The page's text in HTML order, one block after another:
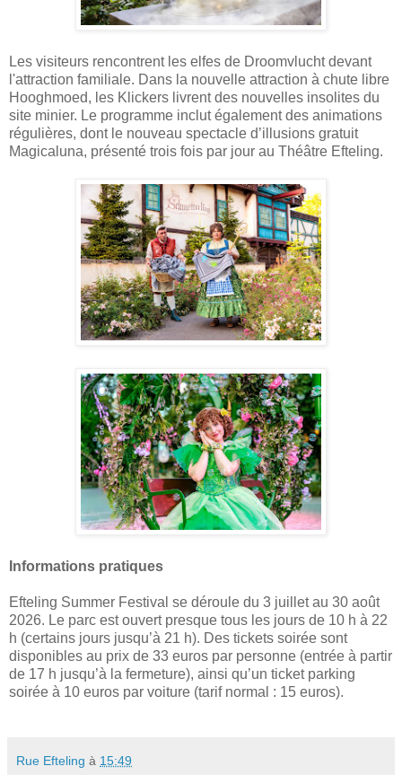
Les visiteurs rencontrent les elfes de Droomvlucht devant
l'attraction familiale. Dans la nouvelle attraction à chute libre
Hooghmoed, les Klickers livrent des nouvelles insolites du
site minier. Le programme inclut également des animations
régulières, dont le nouveau spectacle d’illusions gratuit
Magicaluna, présenté trois fois par jour au Théâtre Efteling.
Informations pratiques
Efteling Summer Festival se déroule du 3 juillet au 30 août
2026. Le parc est ouvert presque tous les jours de 10 h à 22
h (certains jours jusqu’à 21 h). Des tickets soirée sont
disponibles au prix de 33 euros par personne (entrée à partir
de 17 h jusqu’à la fermeture), ainsi qu’un ticket parking
soirée à 10 euros par voiture (tarif normal : 15 euros).
Rue Efteling à 15:49